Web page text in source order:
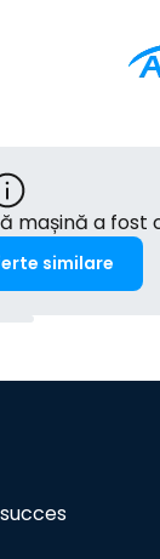
mașină a fost
similare